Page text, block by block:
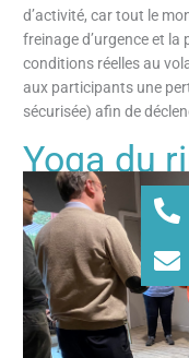
d’activité, car tout le
freinage d’urgence et la
conditions réelles au
aux participants une
sécurisée) afin de
Yoga du